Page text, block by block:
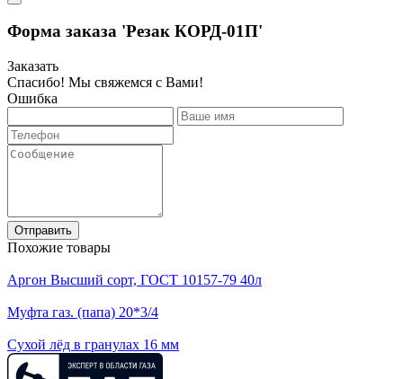
Форма заказа 'Резак КОРД-01П'
Заказать
Спасибо! Мы свяжемся с Вами!
Ошибка
Отправить
Похожие товары
Аргон Высший сорт, ГОСТ 10157-79 40л
Муфта газ. (папа) 20*3/4
Сухой лёд в гранулах 16 мм